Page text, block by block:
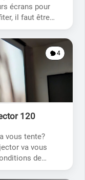
écrans pour
il faut être
4
120
vous tente?
va vous
de